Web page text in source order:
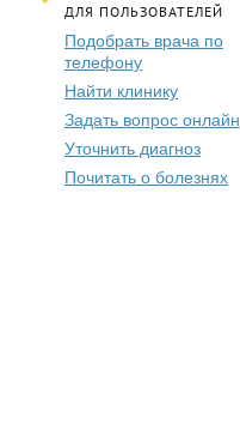
ДЛЯ ПОЛЬЗОВАТЕЛЕЙ
Подобрать врача по
телефону
Найти клинику
Задать вопрос онлайн
Уточнить диагноз
Почитать о болезнях